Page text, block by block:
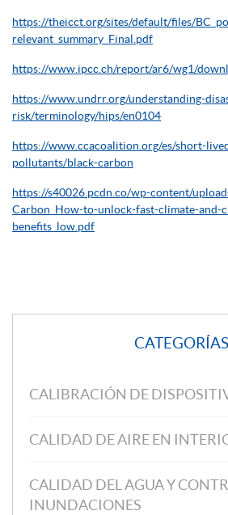
https://theicct.org/sites/default/files/
relevant_summary_Final.pdf
https://www.ipcc.ch/report/ar6/wg1/
https://www.undrr.org/understanding-
risk/terminology/hips/en0104
https://www.ccacoalition.org/es/short-
pollutants/black-carbon
https://s40026.pcdn.co/wp-content/
Carbon_How-to-unlock-fast-climate-and-
benefits_low.pdf
CATEGORÍAS
CALIBRACIÓN DE
CALIDAD DE AIRE EN
CALIDAD DEL AGUA Y
INUNDACIONES